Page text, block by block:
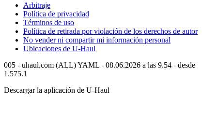
Arbitraje
Política de privacidad
Términos de uso
Política de retirada por violación de los derechos de autor
No vender ni compartir mi información personal
Ubicaciones de U-Haul
005 - uhaul.com (ALL) YAML - 08.06.2026 a las 9.54 - desde
1.575.1
Descargar la aplicación de U-Haul